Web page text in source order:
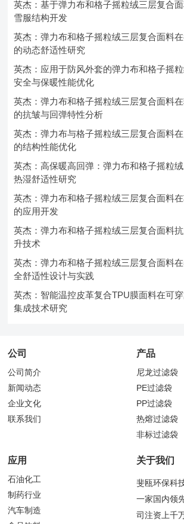
英杰：基于弹力布和格子摇粒绒三层复合
雪服结构开发
英杰：弹力布和格子摇粒绒三层复合面料
的动态舒适性研究
英杰：应用于防风外套的弹力布和格子摇
安全与保暖性能优化
英杰：弹力布和格子摇粒绒三层复合面料
的抗皱与回弹特性分析
英杰：弹力布与格子摇粒绒三层复合面料
的结构性能优化
英杰：高保暖高回弹：弹力布和格子摇粒
热湿舒适性研究
英杰：弹力布和格子摇粒绒三层复合面料
的应用开发
英杰：弹力布和格子摇粒绒三层复合面料
升技术
英杰：弹力布和格子摇粒绒三层复合面料
全舒适性设计与实践
英杰：智能温控皮革复合TPU膜面料在可
集成技术研究
公司
公司简介
新闻动态
企业文化
联系我们
产品
尼龙过滤袋
PE过滤袋
PP过滤袋
热熔过滤袋
非标过滤袋
应用
石油化工
制药行业
汽车制造
关于我们
斐瓯环保科
一家国内领
司注资上千